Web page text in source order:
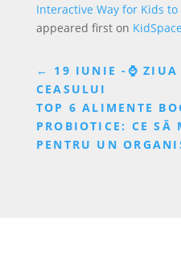
Interactive Way for Kids to
appeared first on KidSpace
← 19 IUNIE -⌚
CEASULUI
TOP 6 ALIMENTE
PROBIOTICE: CE
PENTRU UN